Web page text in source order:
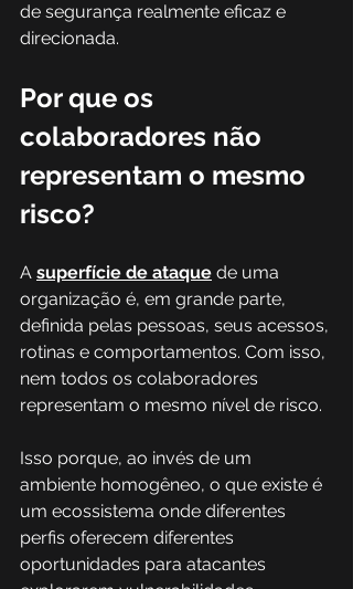
de segurança realmente eficaz e
direcionada.
Por que os
colaboradores não
representam o mesmo
risco?
A superfície de ataque de uma
organização é, em grande parte,
definida pelas pessoas, seus acessos,
rotinas e comportamentos. Com isso,
nem todos os colaboradores
representam o mesmo nível de risco.
Isso porque, ao invés de um
ambiente homogêneo, o que existe é
um ecossistema onde diferentes
perfis oferecem diferentes
oportunidades para atacantes